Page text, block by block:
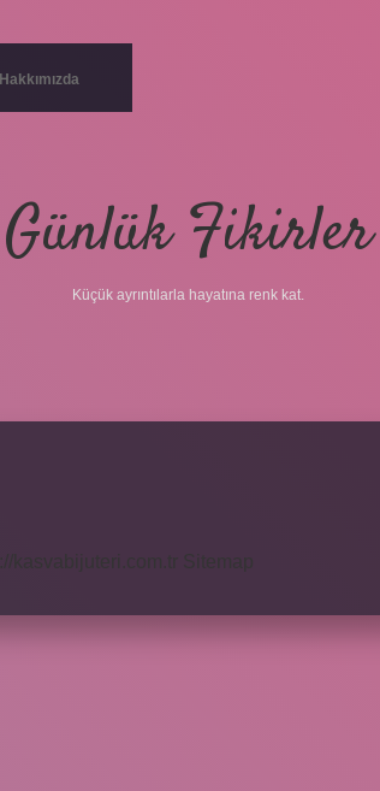
Hakkımızda
Günlük Fikirler
Küçük ayrıntılarla hayatına renk kat.